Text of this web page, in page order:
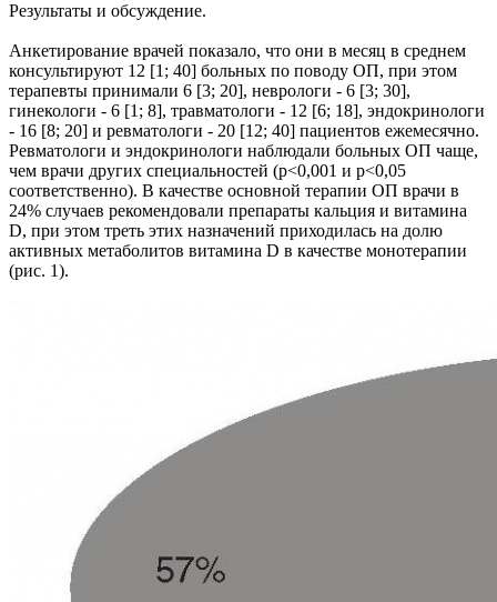
Результаты и обсуждение.
Анкетирование врачей показало, что они в месяц в среднем
консультируют 12 [1; 40] больных по поводу ОП, при этом
терапевты принимали 6 [3; 20], неврологи - 6 [3; 30],
гинекологи - 6 [1; 8], травматологи - 12 [6; 18], эндокринологи
- 16 [8; 20] и ревматологи - 20 [12; 40] пациентов ежемесячно.
Ревматологи и эндокринологи наблюдали больных ОП чаще,
чем врачи других специальностей (p<0,001 и p<0,05
соответственно). В качестве основной терапии ОП врачи в
24% случаев рекомендовали препараты кальция и витамина
D, при этом треть этих назначений приходилась на долю
активных метаболитов витамина D в качестве монотерапии
(рис. 1).